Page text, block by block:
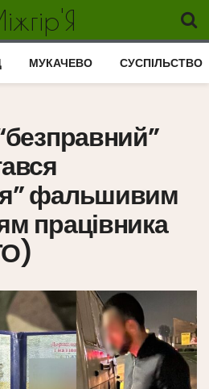
МУКАЧЕВО СУСПІЛЬСТВО
фальшивим
працівника